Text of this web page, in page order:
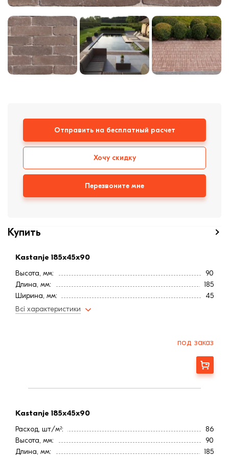
формовки
Ступени, крыльцо
Строительные
смеси
Отправить на бесплатный расчет
Хочу скидку
Перезвоните мне
Купить
Kastanje 185x45x90
Высота, мм:
90
Длина, мм:
185
Ширина, мм:
45
Расход, шт/м²:
Состаренная
Всі характеристики
под заказ
Заказать
Kastanje 185x45x90
Расход, шт/м²:
86
Высота, мм:
90
Длина, мм:
185